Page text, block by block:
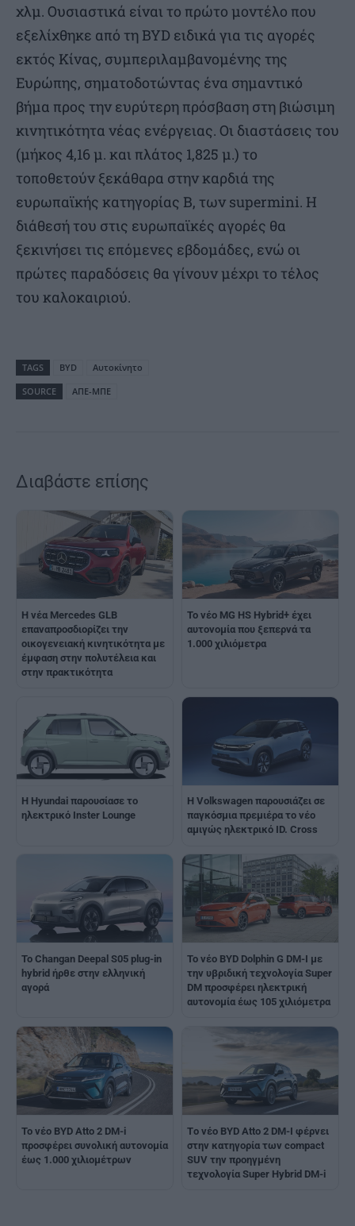
χλμ. Ουσιαστικά είναι το πρώτο μοντέλο που
εξελίχθηκε από τη BYD ειδικά για τις αγορές
εκτός Κίνας, συμπεριλαμβανομένης της
Ευρώπης, σηματοδοτώντας ένα σημαντικό
βήμα προς την ευρύτερη πρόσβαση στη βιώσιμη
κινητικότητα νέας ενέργειας. Οι διαστάσεις του
(μήκος 4,16 μ. και πλάτος 1,825 μ.) το
τοποθετούν ξεκάθαρα στην καρδιά της
ευρωπαϊκής κατηγορίας Β, των supermini. Η
διάθεσή του στις ευρωπαϊκές αγορές θα
ξεκινήσει τις επόμενες εβδομάδες, ενώ οι
πρώτες παραδόσεις θα γίνουν μέχρι το τέλος
του καλοκαιριού.
TAGS BYD
Αυτοκίνητο
SOURCE
ΑΠΕ-ΜΠΕ
Διαβάστε επίσης
Η νέα Mercedes GLB
επαναπροσδιορίζει την
οικογενειακή κινητικότητα με
έμφαση στην πολυτέλεια και
στην πρακτικότητα
Το νέο MG HS Hybrid+ έχει
αυτονομία που ξεπερνά τα
1.000 χιλιόμετρα
Η Hyundai παρουσίασε το
ηλεκτρικό Inster Lounge
Η Volkswagen παρουσιάζει σε
παγκόσμια πρεμιέρα το νέο
αμιγώς ηλεκτρικό ID. Cross
Το Changan Deepal S05 plug-in
hybrid ήρθε στην ελληνική
αγορά
Το νέο BYD Dolphin G DM-I με
την υβριδική τεχνολογία Super
DM προσφέρει ηλεκτρική
αυτονομία έως 105 χιλιόμετρα
Το νέο BYD Atto 2 DM-i
προσφέρει συνολική αυτονομία
έως 1.000 χιλιομέτρων
Τo νέο BYD Atto 2 DM-I φέρνει
στην κατηγορία των compact
SUV την προηγμένη
τεχνολογία Super Hybrid DM-i